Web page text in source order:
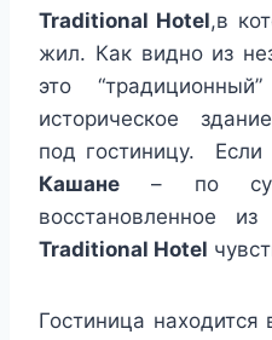
Traditional Hotel,в
жил. Как видно из
это
историческое
под гостиницу. Если
Кашане – по
восстановленное
Traditional Hotel
Гостиница